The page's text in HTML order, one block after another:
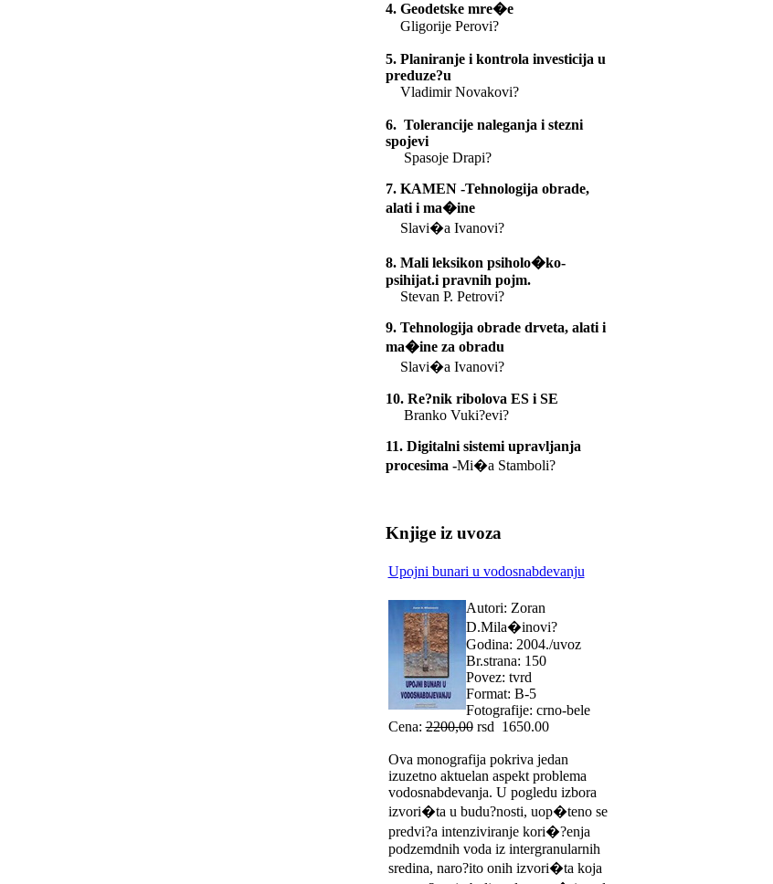
4. Geodetske mre�e
Gligorije Perovi?
5. Planiranje i kontrola investicija u
preduze?u
Vladimir Novakovi?
6. Tolerancije naleganja i stezni
spojevi
Spasoje Drapi?
7. KAMEN -Tehnologija obrade,
alati i ma�ine
Slavi�a Ivanovi?
8. Mali leksikon psiholo�ko-
psihijat.i pravnih pojm.
Stevan P. Petrovi?
9. Tehnologija obrade drveta, alati i
ma�ine za obradu
Slavi�a Ivanovi?
10. Re?nik ribolova ES i SE
Branko Vuki?evi?
11. Digitalni sistemi upravljanja
procesima -Mi�a Stamboli?
Knjige iz uvoza
Upojni bunari u vodosnabdevanju
Autori: Zoran
D.Mila�inovi?
Godina: 2004./uvoz
Br.strana: 150
Povez: tvrd
Format: B-5
Fotografije: crno-bele
Cena:2200,00rsd 1650.00
Ova monografija pokriva jedan
izuzetno aktuelan aspekt problema
vodosnabdevanja. U pogledu izbora
izvori�ta u budu?nosti, uop�teno se
predvi?a intenziviranje kori�?enja
podzemdnih voda iz intergranularnih
sredina, naro?ito onih izvori�ta koja